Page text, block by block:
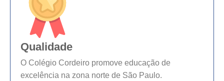
Qualidade
O Colégio Cordeiro promove educação de
excelência na zona norte de São Paulo.